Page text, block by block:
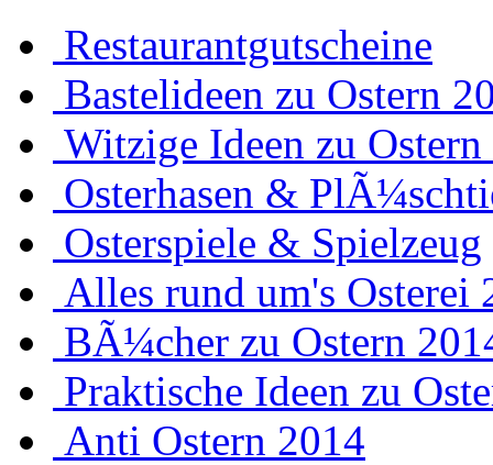
Restaurantgutscheine
Bastelideen zu Ostern
Witzige Ideen zu
Osterhasen &
Osterspiele & Spielzeug
Alles rund um's Osterei
BÃ¼cher zu Ostern
Praktische Ideen zu
Anti Ostern 2014